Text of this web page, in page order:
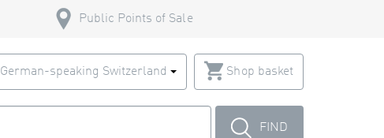
Public Points of Sale
German-speaking Switzerland Shop basket
FIND